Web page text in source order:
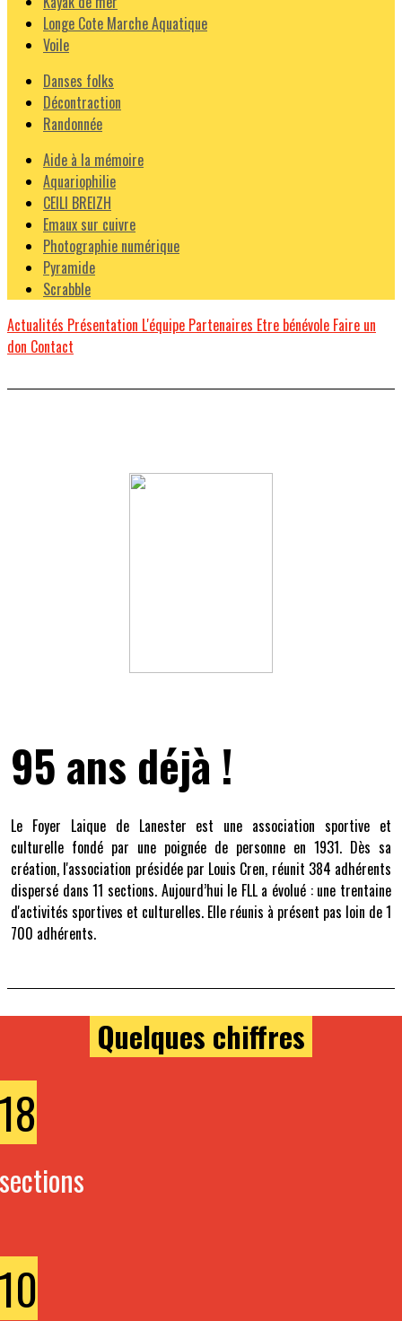
Longe Cote Marche Aquatique
Voile
Danses folks
Décontraction
Randonnée
Aide à la mémoire
Aquariophilie
CEILI BREIZH
Emaux sur cuivre
Photographie numérique
Pyramide
Scrabble
Actualités Présentation L'équipe Partenaires Etre bénévole Faire un
don Contact
95 ans déjà !
Le Foyer Laique de Lanester est une association sportive et
culturelle fondé par une poignée de personne en 1931. Dès sa
création, l'association présidée par Louis Cren, réunit 384 adhérents
dispersé dans 11 sections. Aujourd’hui le FLL a évolué : une trentaine
d'activités sportives et culturelles. Elle réunis à présent pas loin de 1
700 adhérents.
Quelques chiffres